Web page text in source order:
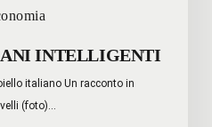
INTELLIGENTI
italiano Un racconto in
(foto)…